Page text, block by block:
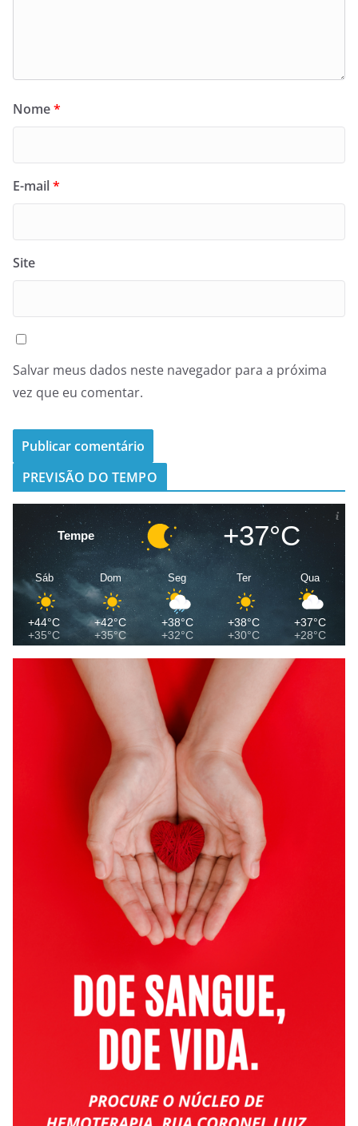
Nome*
E-mail*
Site
Salvar meus dados neste navegador para a próxima
vez que eu comentar.
PREVISÃO DO TEMPO
Tempe +37°C
Sáb
+44°C
+35°C
Dom
+42°C
+35°C
Seg
+38°C
+32°C
Ter
+38°C
+30°C
Qua
+37°C
+28°C